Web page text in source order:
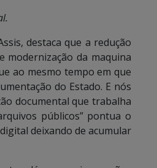
destaca que a redução
modernização da maquina
ao mesmo tempo em que
do Estado. E nós
documental que trabalha
públicos” pontua o
deixando de acumular